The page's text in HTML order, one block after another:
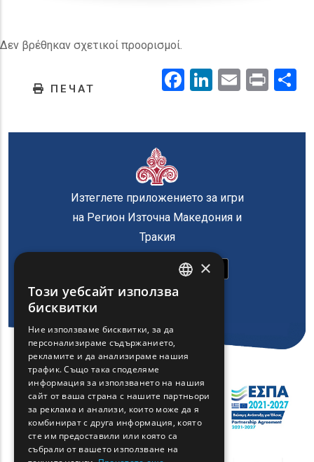
Δεν βρέθηκαν σχετικοί προορισμοί.
ПЕЧАТ Facebook
LinkedIn
EmailPrint
Изтеглете приложението за игри
на Регион Източна Македония и
Тракия
ENGLISH
FRENCH
ROMANIAN
TURKISH
×
Този уебсайт използва
бисквитки
Ние използваме бисквитки, за да
персонализираме съдържанието,
рекламите и да анализираме нашия
трафик. Също така споделяме
информация за използването на нашия
сайт от ваша страна с нашите партньори
за реклама и анализи, които може да я
комбинират с друга информация, която
сте им предоставили или която са
събрали от вашето използване на